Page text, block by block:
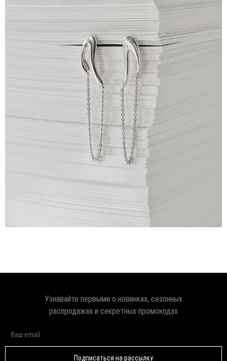
Узнавайте первыми о новинках, сезонных
распродажах и секретных промокодах
Подписаться на рассылку